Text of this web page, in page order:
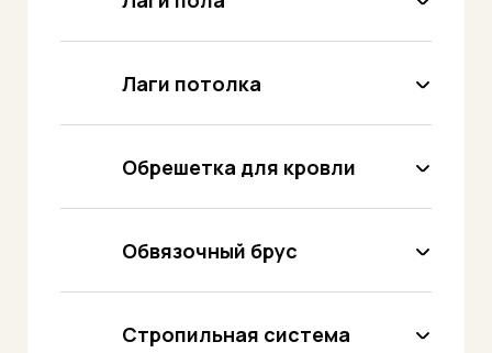
Лаги потолка
Обрешетка для кровли
Обвязочный брус
Стропильная система